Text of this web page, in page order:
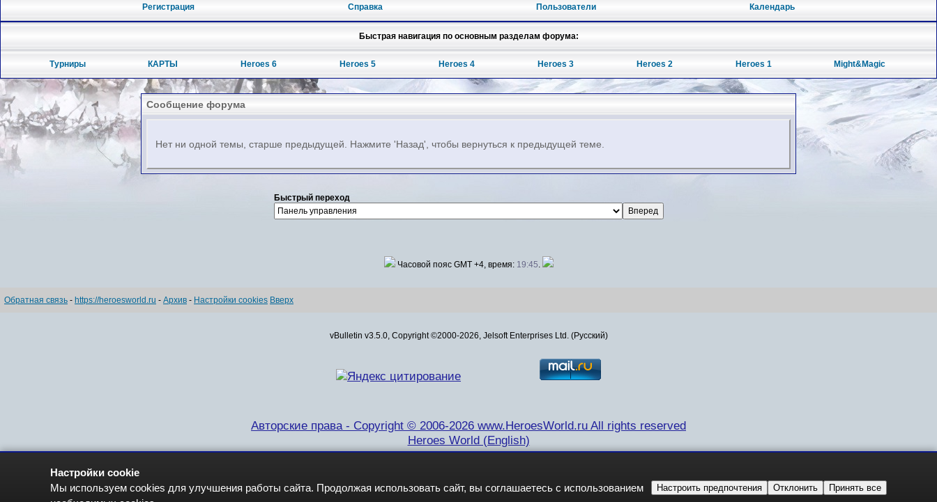
Регистрация Справка Пользователи Календарь
Быстрая навигация по основным разделам форума:
Турниры КАРТЫ Heroes 6 Heroes 5 Heroes 4 Heroes 3 Heroes 2 Heroes 1 Might&Magic
Сообщение форума
Нет ни одной темы, старше предыдущей. Нажмите 'Назад', чтобы вернуться к предыдущей теме.
Быстрый переход
Часовой пояс GMT +4, время: 19:45
Обратная связь - https://heroesworld.ru - Архив - Настройки cookies Вверх
vBulletin v3.5.0, Copyright ©2000-2026, Jelsoft Enterprises Ltd. (Русский)
Авторские права - Copyright © 2006-2026 www.HeroesWorld.ru All rights reserved
Heroes World (English)
Настройки cookie
Мы используем cookies для улучшения работы сайта. Продолжая использовать сайт, вы соглашаетесь с использованием
Настроить предпочтения Отклонить Принять все